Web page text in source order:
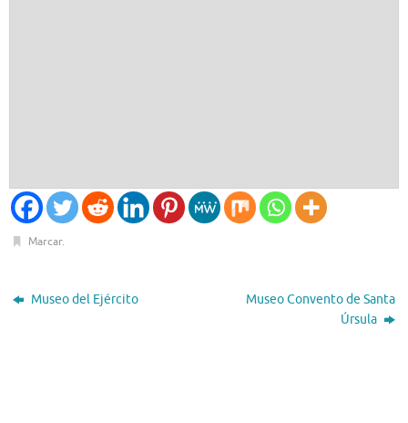
Marcar.
Museo del Ejército
Museo Convento de Santa
Úrsula